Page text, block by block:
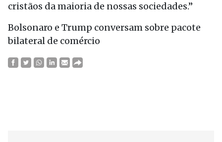
cristãos da maioria de nossas sociedades.”
Bolsonaro e Trump conversam sobre pacote
bilateral de comércio